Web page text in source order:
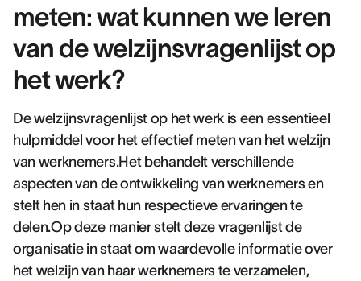
meten: wat kunnen we leren
van de welzijnsvragenlijst op
het werk?
De welzijnsvragenlijst op het werk is een essentieel
hulpmiddel voor het effectief meten van het welzijn
van werknemers.Het behandelt verschillende
aspecten van de ontwikkeling van werknemers en
stelt hen in staat hun respectieve ervaringen te
delen.Op deze manier stelt deze vragenlijst de
organisatie in staat om waardevolle informatie over
het welzijn van haar werknemers te verzamelen,